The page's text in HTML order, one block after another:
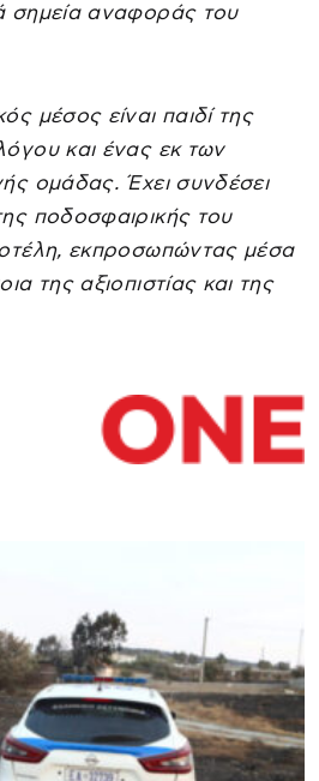
σημεία αναφοράς του
μέσος είναι παιδί της
και ένας εκ των
ομάδας. Έχει συνδέσει
ποδοσφαιρικής του
εκπροσωπώντας μέσα
της αξιοπιστίας και της